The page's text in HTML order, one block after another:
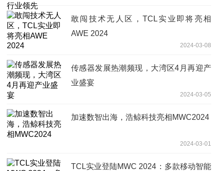
敢闯技术无人区，TCL实业即将亮相
AWE 2024
2024-03-08
传感器发展热潮频现，大湾区4月再迎产
业盛宴
2024-03-05
加速数智出海，浩鲸科技亮相MWC2024
2024-03-01
TCL实业登陆MWC 2024：多款移动智能